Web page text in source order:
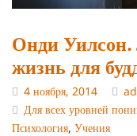
Онди
жизнь для
4 ноября, 2014
Для всех уровней
Психология, Учения